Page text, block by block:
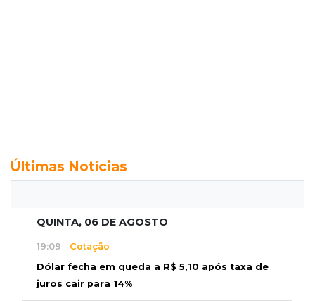
Últimas Notícias
QUINTA, 06 DE AGOSTO
19:09 Cotação
Dólar fecha em queda a R$ 5,10 após taxa de
juros cair para 14%